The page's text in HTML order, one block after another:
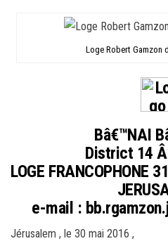
Loge Robert Gamzon
Bâ€™NAI
District 14
LOGE FRANCOPHONE
e-mail :
Jérusalem , le 30 mai 2016 ,